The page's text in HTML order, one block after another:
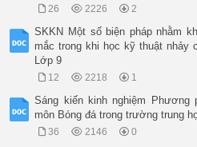
26 2226 2
SKKN Một số biện pháp nhằm
mắc trong khi học kỹ thuật nhảy
Lớp 9
12 2218 1
Sáng kiến kinh nghiệm
môn Bóng đá trong trường trung
36 2146 0